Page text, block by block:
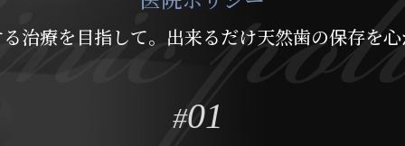
治療を目指して。出来るだけ天然歯の保存を
#01